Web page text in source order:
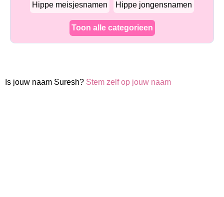
Hippe meisjesnamen Hippe jongensnamen
Toon alle categorieen
Is jouw naam Suresh? Stem zelf op jouw naam